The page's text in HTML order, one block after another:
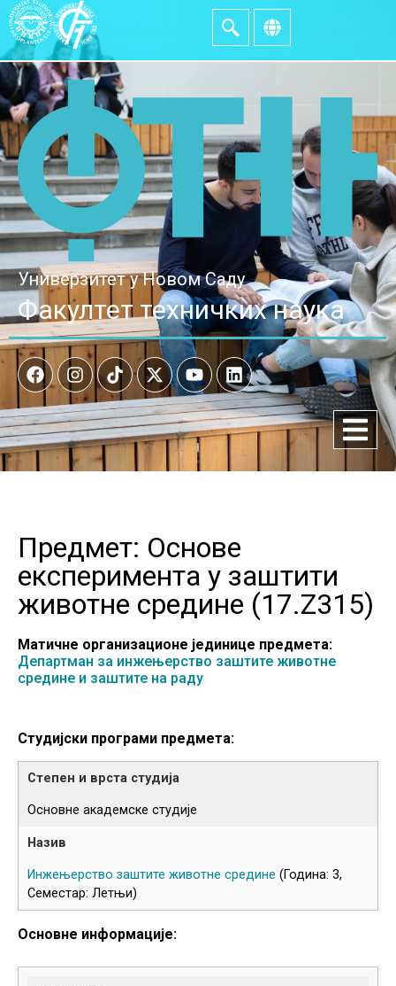
Универзитет у Новом Саду
Факултет техничких наука
Предмет: Основе
експеримента у заштити
животне средине (17.Z315)
Матичне организационе јединице предмета:
Департман за инжењерство заштите животне
средине и заштите на раду
Студијски програми предмета:
Основне академске студије
Инжењерство заштите животне средине (Година: 3,
Семестар: Летњи)
Основне информације: